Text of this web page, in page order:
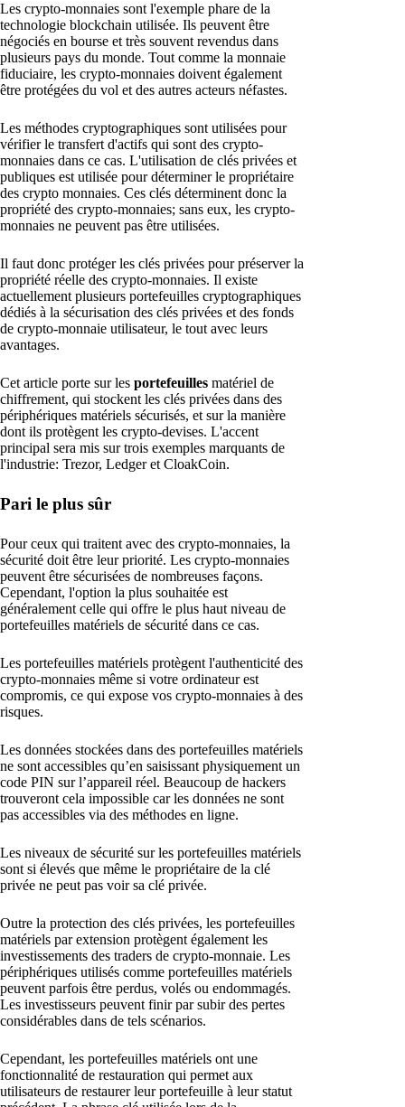
Les crypto-monnaies sont l'exemple phare de la
technologie blockchain utilisée. Ils peuvent être
négociés en bourse et très souvent revendus dans
plusieurs pays du monde. Tout comme la monnaie
fiduciaire, les crypto-monnaies doivent également
être protégées du vol et des autres acteurs néfastes.
Les méthodes cryptographiques sont utilisées pour
vérifier le transfert d'actifs qui sont des crypto-
monnaies dans ce cas. L'utilisation de clés privées et
publiques est utilisée pour déterminer le propriétaire
des crypto monnaies. Ces clés déterminent donc la
propriété des crypto-monnaies; sans eux, les crypto-
monnaies ne peuvent pas être utilisées.
Il faut donc protéger les clés privées pour préserver la
propriété réelle des crypto-monnaies. Il existe
actuellement plusieurs portefeuilles cryptographiques
dédiés à la sécurisation des clés privées et des fonds
de crypto-monnaie utilisateur, le tout avec leurs
avantages.
Cet article porte sur les portefeuilles matériel de
chiffrement, qui stockent les clés privées dans des
périphériques matériels sécurisés, et sur la manière
dont ils protègent les crypto-devises. L'accent
principal sera mis sur trois exemples marquants de
l'industrie: Trezor, Ledger et CloakCoin.
Pari le plus sûr
Pour ceux qui traitent avec des crypto-monnaies, la
sécurité doit être leur priorité. Les crypto-monnaies
peuvent être sécurisées de nombreuses façons.
Cependant, l'option la plus souhaitée est
généralement celle qui offre le plus haut niveau de
portefeuilles matériels de sécurité dans ce cas.
Les portefeuilles matériels protègent l'authenticité des
crypto-monnaies même si votre ordinateur est
compromis, ce qui expose vos crypto-monnaies à des
risques.
Les données stockées dans des portefeuilles matériels
ne sont accessibles qu’en saisissant physiquement un
code PIN sur l’appareil réel. Beaucoup de hackers
trouveront cela impossible car les données ne sont
pas accessibles via des méthodes en ligne.
Les niveaux de sécurité sur les portefeuilles matériels
sont si élevés que même le propriétaire de la clé
privée ne peut pas voir sa clé privée.
Outre la protection des clés privées, les portefeuilles
matériels par extension protègent également les
investissements des traders de crypto-monnaie. Les
périphériques utilisés comme portefeuilles matériels
peuvent parfois être perdus, volés ou endommagés.
Les investisseurs peuvent finir par subir des pertes
considérables dans de tels scénarios.
Cependant, les portefeuilles matériels ont une
fonctionnalité de restauration qui permet aux
utilisateurs de restaurer leur portefeuille à leur statut